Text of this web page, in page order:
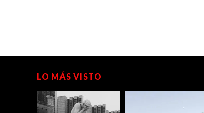
LO MÁS VISTO